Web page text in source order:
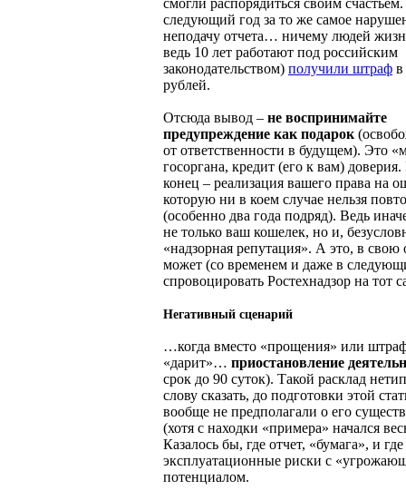
следующий год за то же самое
неподачу отчета… ничему людей
ведь 10 лет работают под российским
законодательством) получили штраф в
рублей.
Отсюда вывод – не воспринимайте
предупреждение как подарок
от ответственности в будущем). Это
госоргана, кредит (его к вам)
конец – реализация вашего права на
которую ни в коем случае нельзя
(особенно два года подряд). Ведь
не только ваш кошелек, но и,
«надзорная репутация». А это, в свою
может (со временем и даже в
спровоцировать Ростехнадзор на тот
Негативный сценарий
…когда вместо «прощения» или
«дарит»… приостановление
срок до 90 суток). Такой расклад
слову сказать, до подготовки этой
вообще не предполагали о его
(хотя с находки «примера» начался
Казалось бы, где отчет, «бумага», и где
эксплуатационные риски с
потенциалом.